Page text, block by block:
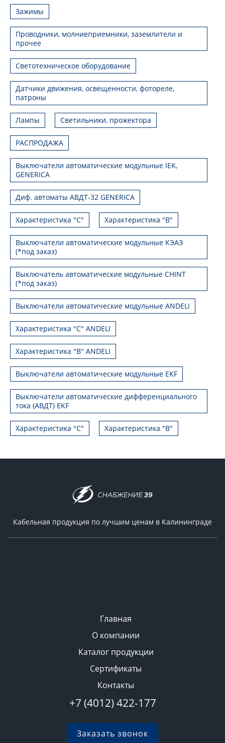
Зажимы
Проводники, молниеприемники, заземлители и
прочее
Светотехническое оборудование
Датчики движения, освещенности, фотореле,
патроны
Лампы Светильники, прожектора
РАСПРОДАЖА
Выключатели автоматические модульные IEK,
GENERICA
Диф. автоматы АВДТ-32 GENERICA
Характеристика "С" Характеристика "В"
Выключатели автоматические модульные КЭАЗ
(*под заказ)
Выключатель автоматические модульные CHINT
(*под заказ)
Выключатели автоматические модульные ANDELI
Характеристика "C" ANDELI
Характеристика "B" ANDELI
Выключатели автоматические модульные EKF
Выключатели автоматические дифференциального
тока (АВДТ) EKF
Характеристика "С" Характеристика "B"
Кабельная продукция по лучшим ценам в Калининграде
Главная
О компании
Каталог продукции
Сертификаты
Контакты
+7 (4012) 422-177
Заказать звонок